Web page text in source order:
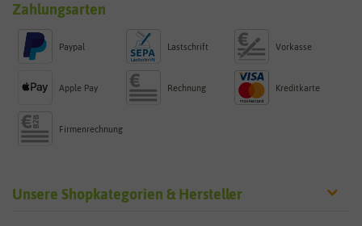
Zahlungsarten
Paypal Lastschrift Vorkasse
Apple Pay Rechnung Kreditkarte
Firmenrechnung
Unsere Shopkategorien & Hersteller